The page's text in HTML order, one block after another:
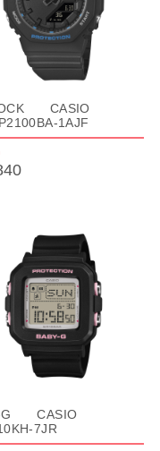
CASIO
1AJF
G CASIO
7JR